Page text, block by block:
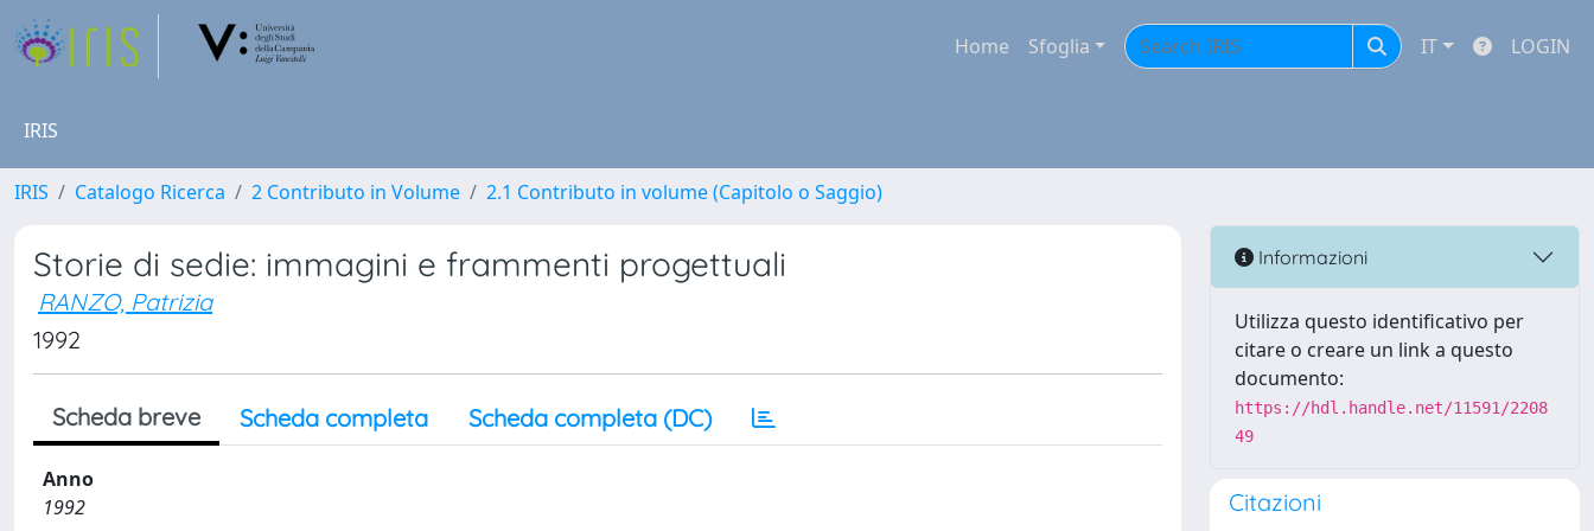
Home Sfoglia IT LOGIN
IRIS
IRIS Catalogo Ricerca 2 Contributo in Volume 2.1 Contributo in volume (Capitolo o Saggio)
Storie di sedie: immagini e frammenti progettuali
RANZO, Patrizia
1992
Scheda breve Scheda completa Scheda completa (DC)
Anno
1992
Informazioni
Utilizza questo identificativo per
citare o creare un link a questo
documento:
https://hdl.handle.net/11591/2208
49
Citazioni